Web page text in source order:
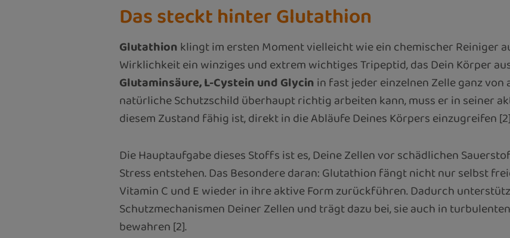
Das steckt hinter Glutathion
Glutathionklingt im ersten Moment vielleicht wie ein chemischer Reiniger
Wirklichkeit ein winziges und extrem wichtiges Tripeptid, das Dein Körper
Glutaminsäure, L-Cystein und Glycinin fast jeder einzelnen Zelle ganz
natürliche Schutzschild überhaupt richtig arbeiten kann, muss er in seiner
diesem Zustand fähig ist, direkt in die Abläufe Deines Körpers einzugreifen
Die Hauptaufgabe dieses Stoffs ist es, Deine Zellen vor schädlichen
Stress entstehen. Das Besondere daran: Glutathion fängt nicht nur selbst
Vitamin C und E wieder in ihre aktive Form zurückführen. Dadurch
Schutzmechanismen Deiner Zellen und trägt dazu bei, sie auch in
bewahren [2].